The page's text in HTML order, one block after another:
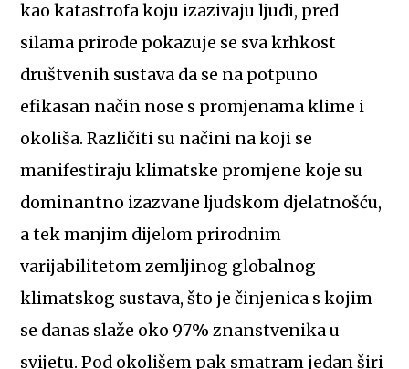
kao katastrofa koju izazivaju ljudi, pred
silama prirode pokazuje se sva krhkost
društvenih sustava da se na potpuno
efikasan način nose s promjenama klime i
okoliša. Različiti su načini na koji se
manifestiraju klimatske promjene koje su
dominantno izazvane ljudskom djelatnošću,
a tek manjim dijelom prirodnim
varijabilitetom zemljinog globalnog
klimatskog sustava, što je činjenica s kojim
se danas slaže oko 97% znanstvenika u
svijetu. Pod okolišem pak smatram jedan širi